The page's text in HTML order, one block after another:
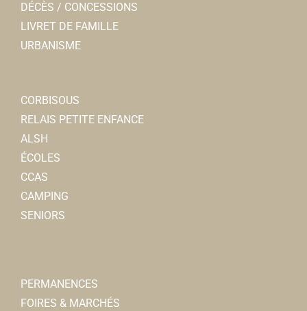
DÉCÈS / CONCESSIONS
LIVRET DE FAMILLE
URBANISME
CORBISOUS
RELAIS PETITE ENFANCE
ALSH
ÉCOLES
CCAS
CAMPING
SENIORS
PERMANENCES
FOIRES & MARCHÉS